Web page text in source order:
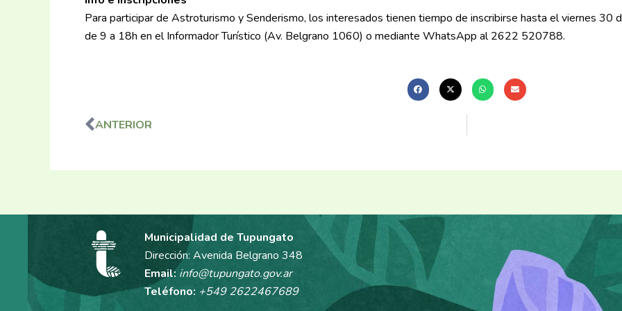
Para participar de Astroturismo y Senderismo, los interesados tienen tiempo de inscribirse hasta el viernes 30
de 9 a 18h en el Informador Turístico (Av. Belgrano 1060) o mediante WhatsApp al 2622 520788.
Ant
ANTERIOR
Municipalidad de Tupungato
Dirección: Avenida Belgrano 348
Email: info@tupungato.gov.ar
Teléfono: +549 2622467689